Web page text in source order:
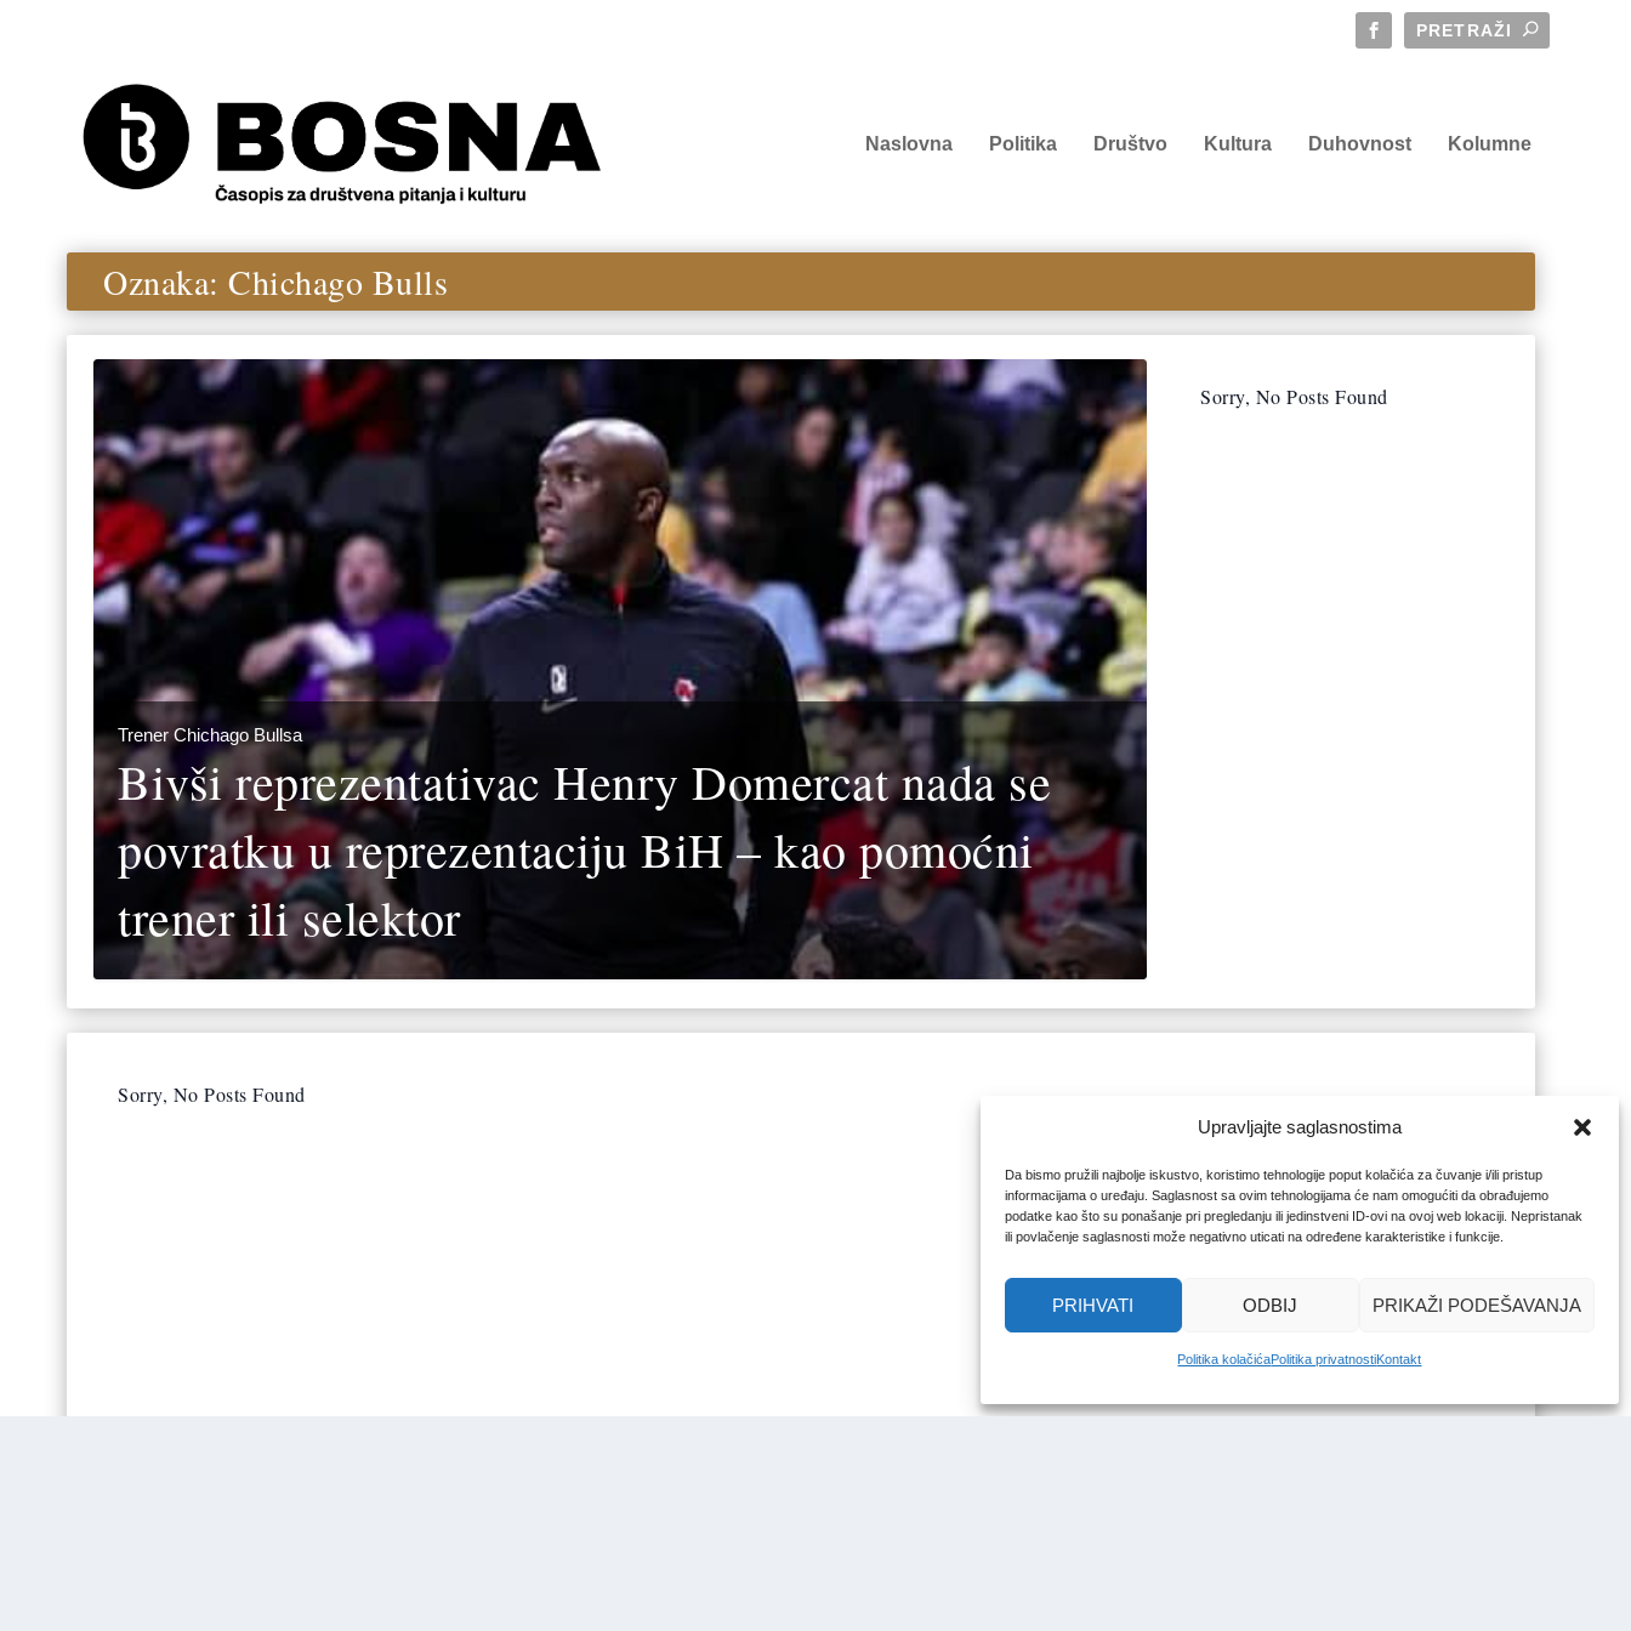
Upravljajte saglasnostima
Da bismo pružili najbolje iskustvo, koristimo tehnologije poput kolačića za čuvanje i/ili pristup
informacijama o uređaju. Saglasnost sa ovim tehnologijama će nam omogućiti da obrađujemo
podatke kao što su ponašanje pri pregledanju ili jedinstveni ID-ovi na ovoj web lokaciji. Nepristanak
ili povlačenje saglasnosti može negativno uticati na određene karakteristike i funkcije.
PRIHVATI ODBIJ PRIKAŽI PODEŠAVANJA
Politika kolačićaPolitika privatnostiKontakt
Naslovna Politika Društvo Kultura Duhovnost Kolumne
Oznaka:Chichago Bulls
Trener Chichago Bullsa
Bivši reprezentativac Henry Domercat nada se
povratku u reprezentaciju BiH – kao pomoćni
trener ili selektor
Sorry, No Posts Found
Sorry, No Posts Found